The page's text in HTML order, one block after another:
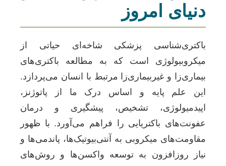
دنیای امروز
باکتری‌شناسی پزشکی شاخه‌ای حیاتی از
میکروبیولوژی است که به مطالعه باکتری‌های
بیماری‌زا و غیربیماری‌زا مرتبط با انسان می‌پردازد.
این علم پایه و اساس درک ما از پاتوژنز،
اپیدمیولوژی، تشخیص، پیشگیری و درمان
عفونت‌های باکتریایی را فراهم می‌آورد. با ظهور
مقاومت‌های میکروبی به آنتی‌بیوتیک‌ها، پاندمی‌ها و
نیاز روزافزون به توسعه واکسن‌ها و روش‌های